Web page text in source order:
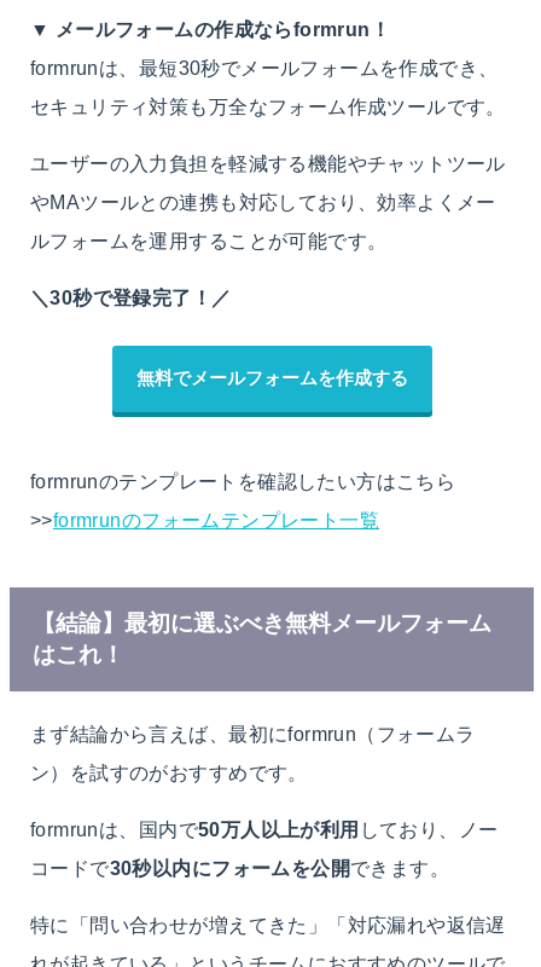
▼
メールフォームの作成ならformrun！
formrunは、最短30秒でメールフォームを作成でき、
セキュリティ対策も万全なフォーム作成ツールです。
ユーザーの入力負担を軽減する機能やチャットツール
やMAツールとの連携も対応しており、効率よくメー
ルフォームを運用することが可能です。
＼30秒で登録完了！／
無料でメールフォームを作成する
formrunのテンプレートを確認したい方はこちら
>>formrunのフォームテンプレート一覧
【結論】最初に選ぶべき無料メールフォーム
はこれ！
まず結論から言えば、最初にformrun（フォームラ
ン）を試すのがおすすめです。
formrunは、国内で50万人以上が利用 しており、ノー
コードで30秒以内にフォームを公開できます。
特に「問い合わせが増えてきた」「対応漏れや返信遅